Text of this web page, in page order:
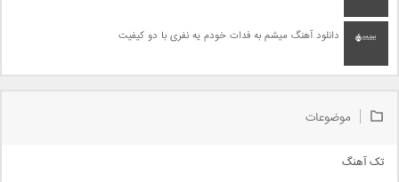
دانلود آهنگ میشم به فدات خودم یه نفری با دو کیفیت
موضوعات
تک آهنگ